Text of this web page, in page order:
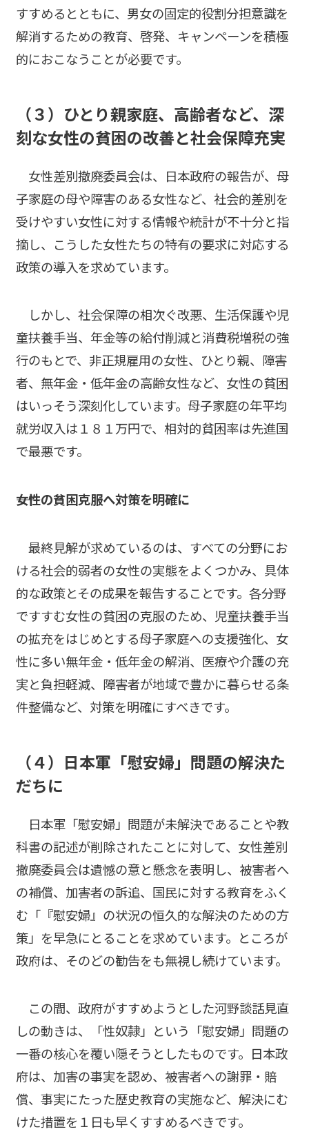
すすめるとともに、男女の固定的役割分担意識を
解消するための教育、啓発、キャンペーンを積極
的におこなうことが必要です。
（３）ひとり親家庭、高齢者など、深
刻な女性の貧困の改善と社会保障充実
女性差別撤廃委員会は、日本政府の報告が、母
子家庭の母や障害のある女性など、社会的差別を
受けやすい女性に対する情報や統計が不十分と指
摘し、こうした女性たちの特有の要求に対応する
政策の導入を求めています。
しかし、社会保障の相次ぐ改悪、生活保護や児
童扶養手当、年金等の給付削減と消費税増税の強
行のもとで、非正規雇用の女性、ひとり親、障害
者、無年金・低年金の高齢女性など、女性の貧困
はいっそう深刻化しています。母子家庭の年平均
就労収入は１８１万円で、相対的貧困率は先進国
で最悪です。
――女性の貧困克服へ対策を明確に
最終見解が求めているのは、すべての分野にお
ける社会的弱者の女性の実態をよくつかみ、具体
的な政策とその成果を報告することです。各分野
ですすむ女性の貧困の克服のため、児童扶養手当
の拡充をはじめとする母子家庭への支援強化、女
性に多い無年金・低年金の解消、医療や介護の充
実と負担軽減、障害者が地域で豊かに暮らせる条
件整備など、対策を明確にすべきです。
（４）日本軍「慰安婦」問題の解決た
だちに
日本軍「慰安婦」問題が未解決であることや教
科書の記述が削除されたことに対して、女性差別
撤廃委員会は遺憾の意と懸念を表明し、被害者へ
の補償、加害者の訴追、国民に対する教育をふく
む「『慰安婦』の状況の恒久的な解決のための方
策」を早急にとることを求めています。ところが
政府は、そのどの勧告をも無視し続けています。
この間、政府がすすめようとした河野談話見直
しの動きは、「性奴隷」という「慰安婦」問題の
一番の核心を覆い隠そうとしたものです。日本政
府は、加害の事実を認め、被害者への謝罪・賠
償、事実にたった歴史教育の実施など、解決にむ
けた措置を１日も早くすすめるべきです。